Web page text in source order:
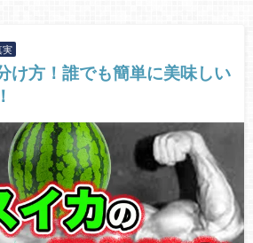
実
け方！誰でも簡単に美味しい